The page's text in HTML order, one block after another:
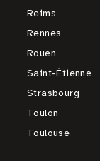
Reims
Rennes
Rouen
Saint-Étienne
Strasbourg
Toulon
Toulouse